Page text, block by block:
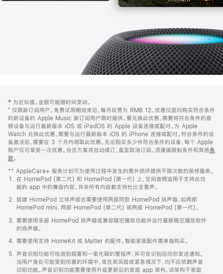
页
页
脚
注
‡ 为近似值。金额可能随时间变动。
⁺ 仅限新订阅用户。免费试用期结束后，每月收费为 RMB 12。优惠仅面向购买符合条件
的新设备的 Apple Music 新订阅用户限时提供。要兑换此优惠，需要将符合条件的音
频设备与运行最新版本 iOS 或 iPadOS 的 Apple 设备连接或配对。为 Apple
Watch 兑换此优惠，需要与运行最新版本 iOS 的 iPhone 连接或配对。符合条件的设
备激活后，需要在 3 个月内领取此优惠。无论购买多少件符合条件的设备，每个 Apple
账户仅可享受一次优惠。会员方案将自动续订，直至取消订阅。须遵循限制条件和其他条
款。
窗
口
中
打
开)
** AppleCare+ 服务计划可为使用过程中发生的意外损坏提供不限次数的保修服务。
在 HomePod (第二代) 和 HomePod (第一代) 上，空间音频适用于支持此功
能的 app 中的兼容内容。并非所有内容都支持杜比全景声。
组建 HomePod 立体声组合需要使用两部同款 HomePod 扬声器，如两部
HomePod mini、两部 HomePod (第二代) 或两部 HomePod (第一代)。
需要使用多部 HomePod 扬声器或兼容隔空播放功能并运行最新隔空播放软件
的扬声器。
需要使用支持 HomeKit 或 Matter 的配件。智能家居配件需单独购买。
声音识别功能可检测到烟雾和一氧化碳的警报声，并可在识别后向你发送通知。
当用户身处可能受到伤害的环境中，或在高风险或紧急情况下，均不应依赖声音
识别功能。声音识别功能需要使用升级更新后的家庭 app 架构，该架构于家庭